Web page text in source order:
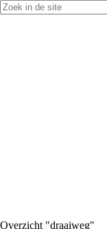
Overzicht "draaiweg"